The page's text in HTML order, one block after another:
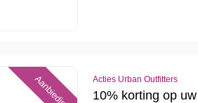
Aanbieding Acties Urban Outfitters
10% korting op